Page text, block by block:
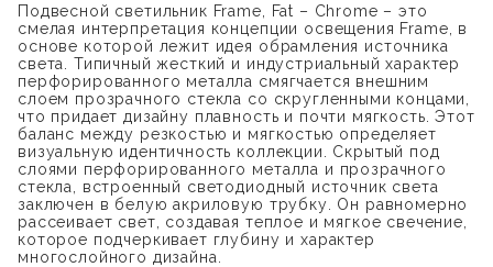
Подвесной светильник Frame, Fat – Chrome – это
смелая интерпретация концепции освещения Frame, в
основе которой лежит идея обрамления источника
света. Типичный жесткий и индустриальный характер
перфорированного металла смягчается внешним
слоем прозрачного стекла со скругленными концами,
что придает дизайну плавность и почти мягкость. Этот
баланс между резкостью и мягкостью определяет
визуальную идентичность коллекции. Скрытый под
слоями перфорированного металла и прозрачного
стекла, встроенный светодиодный источник света
заключен в белую акриловую трубку. Он равномерно
рассеивает свет, создавая теплое и мягкое свечение,
которое подчеркивает глубину и характер
многослойного дизайна.